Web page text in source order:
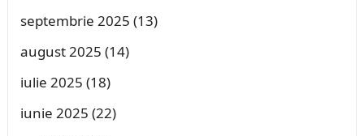
septembrie 2025 (13)
august 2025 (14)
iulie 2025 (18)
iunie 2025 (22)